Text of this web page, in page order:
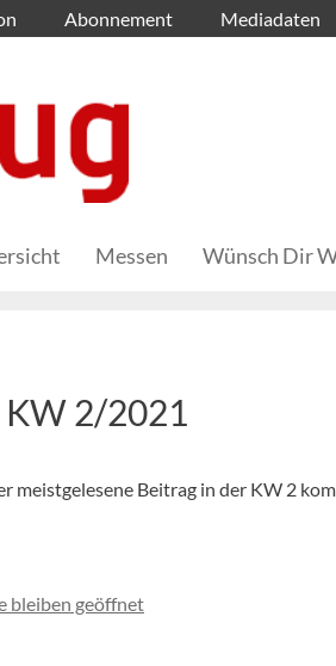
Abonnement Mediadaten
Messen Wünsch Dir
KW 2/2021
meistgelesene Beitrag in der KW 2
bleiben geöffnet